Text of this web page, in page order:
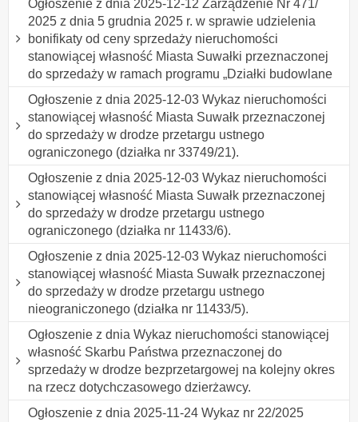
Ogłoszenie z dnia 2025-12-12 Zarządzenie Nr 471/
2025 z dnia 5 grudnia 2025 r. w sprawie udzielenia
bonifikaty od ceny sprzedaży nieruchomości
stanowiącej własność Miasta Suwałki przeznaczonej
do sprzedaży w ramach programu „Działki budowlane
Ogłoszenie z dnia 2025-12-03 Wykaz nieruchomości
stanowiącej własność Miasta Suwałk przeznaczonej
do sprzedaży w drodze przetargu ustnego
ograniczonego (działka nr 33749/21).
Ogłoszenie z dnia 2025-12-03 Wykaz nieruchomości
stanowiącej własność Miasta Suwałk przeznaczonej
do sprzedaży w drodze przetargu ustnego
ograniczonego (działka nr 11433/6).
Ogłoszenie z dnia 2025-12-03 Wykaz nieruchomości
stanowiącej własność Miasta Suwałk przeznaczonej
do sprzedaży w drodze przetargu ustnego
nieograniczonego (działka nr 11433/5).
Ogłoszenie z dnia Wykaz nieruchomości stanowiącej
własność Skarbu Państwa przeznaczonej do
sprzedaży w drodze bezprzetargowej na kolejny okres
na rzecz dotychczasowego dzierżawcy.
Ogłoszenie z dnia 2025-11-24 Wykaz nr 22/2025